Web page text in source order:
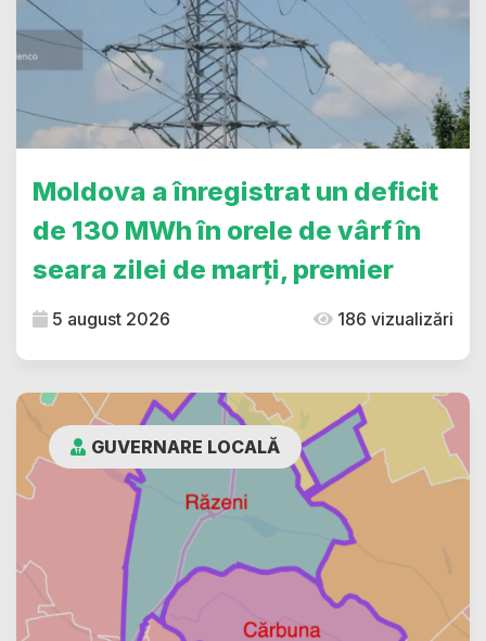
Moldova a înregistrat un deficit
de 130 MWh în orele de vârf în
seara zilei de marți, premier
5 august 2026 186 vizualizări
GUVERNARE LOCALĂ